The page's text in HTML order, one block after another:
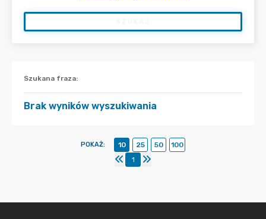
Szukana fraza:
Brak wyników wyszukiwania
POKAŻ: 10 25 50
100
1